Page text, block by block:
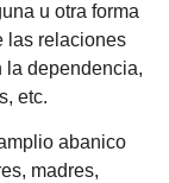
u otra forma
las relaciones
la dependencia,
etc.
abanico
madres,